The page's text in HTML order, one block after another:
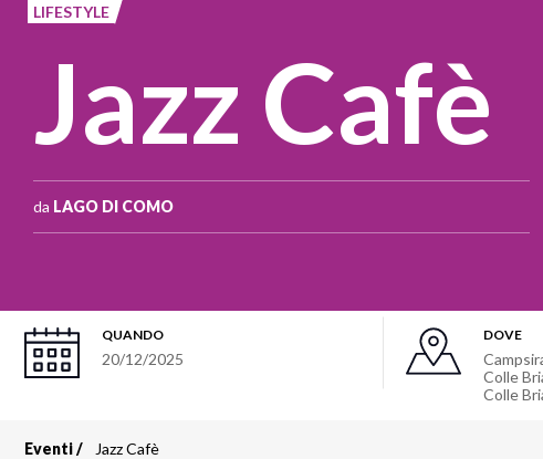
LIFESTYLE
Jazz Cafè
da LAGO DI COMO
QUANDO
20/12/2025
DOVE
Colle
Colle
Eventi Jazz Cafè